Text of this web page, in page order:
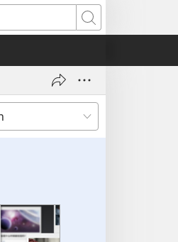
Axtar